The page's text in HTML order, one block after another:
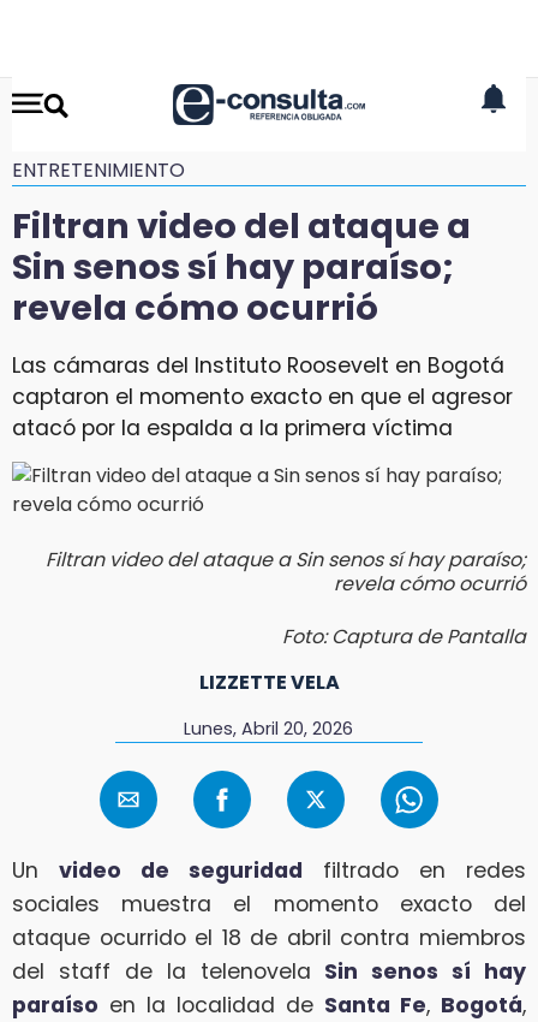
ENTRETENIMIENTO
Filtran video del ataque a
Sin senos sí hay paraíso;
revela cómo ocurrió
Las cámaras del Instituto Roosevelt en Bogotá
captaron el momento exacto en que el agresor
atacó por la espalda a la primera víctima
Filtran video del ataque a Sin senos sí hay paraíso;
revela cómo ocurrió
Foto: Captura de Pantalla
LIZZETTE VELA
Lunes, Abril 20, 2026
Un video de seguridad filtrado en redes
sociales muestra el momento exacto del
ataque ocurrido el 18 de abril contra miembros
del staff de la telenovela Sin senos sí hay
paraíso en la localidad de Santa Fe, Bogotá,